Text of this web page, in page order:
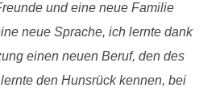
und eine neue Familie
neue Sprache, ich lernte dank
einen neuen Beruf, den des
den Hunsrück kennen, bei